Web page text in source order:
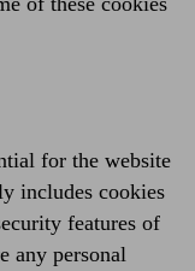
for the website
includes cookies
features of
any personal